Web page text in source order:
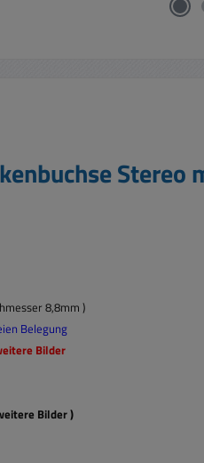
Stereo
8,8mm )
Belegung
Bilder
Bilder )